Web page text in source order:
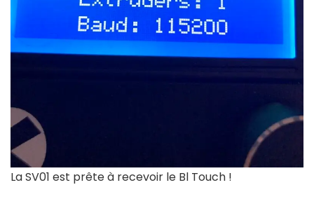
La SV01 est prête à recevoir le Bl Touch !